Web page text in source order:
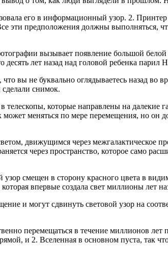
его в информационный узор. 2.
эти предположения должны выполняться,
вызывает появление большой
лет назад над головой ребенка
вы не буквально оглядываетесь назад во
сделали снимок.
которые направлены на
может меняться по мере перемещения, но
движущимся через межгалактическое
через пространство, которое само
узор смещен в сторону красного цвета в
впервые создала свет миллионы лет
и могут сдвинуть световой узор на
перемещаться в течение миллионов
и 2. Вселенная в основном пуста, так